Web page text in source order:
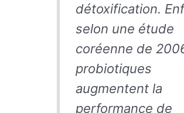
détoxification.
selon une étude
coréenne de
probiotiques
augmentent la
performance de